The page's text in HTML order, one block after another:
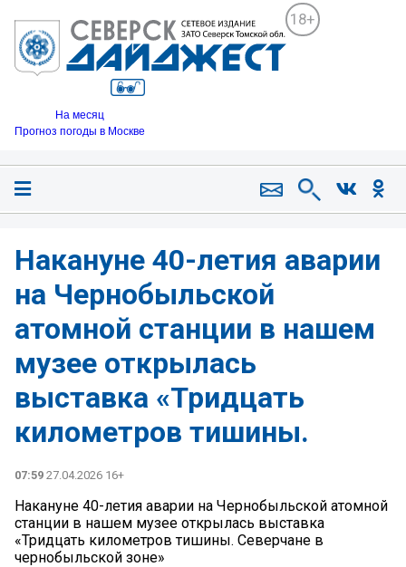
18+
На месяц
Прогноз погоды в Москве
Накануне 40-летия аварии
на Чернобыльской
атомной станции в нашем
музее открылась
выставка «Тридцать
километров тишины.
07:59 27.04.2026 16+
Накануне 40-летия аварии на Чернобыльской атомной
станции в нашем музее открылась выставка
«Тридцать километров тишины. Северчане в
чернобыльской зоне»